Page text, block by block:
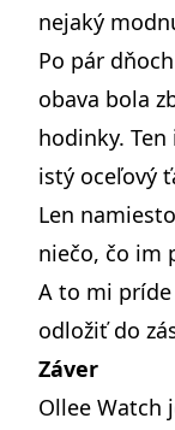
nejaký
Po pár
obava bola
hodinky.
istý oceľový
Len
niečo, čo im
A to mi príde
odložiť do
Záver
Ollee Watch